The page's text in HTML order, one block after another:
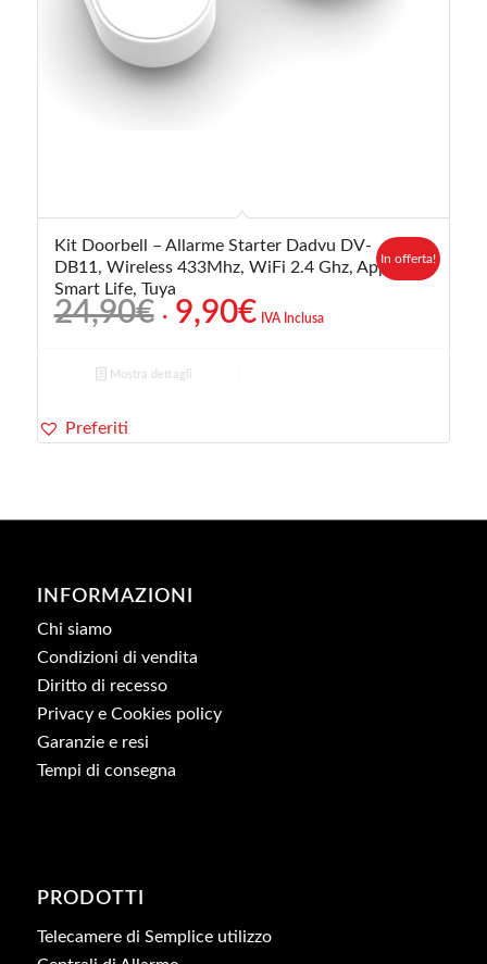
Kit Doorbell – Allarme Starter Dadvu DV-
DB11, Wireless 433Mhz, WiFi 2.4 Ghz, App
Smart Life, Tuya
24,90€ Il
prezzo
originale
era:
9,90€IlIVA Inclusa
In offerta!
Mostra dettagli
Preferiti
INFORMAZIONI
Chi siamo
Condizioni di vendita
Diritto di recesso
Privacy e Cookies policy
Garanzie e resi
Tempi di consegna
PRODOTTI
Telecamere di Semplice utilizzo